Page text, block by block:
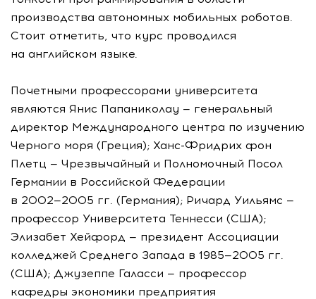
производства автономных мобильных роботов.
Стоит отметить, что курс проводился
на английском языке.
Почетными профессорами университета
являются Янис Папаниколау — генеральный
директор Международного центра по изучению
Черного моря (Греция); Ханс-Фридрих фон
Плетц — Чрезвычайный и Полномочный Посол
Германии в Российской Федерации
в 2002—2005 гг. (Германия); Ричард Уильямс —
профессор Университета Теннесси (США);
Элизабет Хейфорд — президент Ассоциации
колледжей Среднего Запада в 1985—2005 гг.
(США); Джузеппе Галасси — профессор
кафедры экономики предприятия